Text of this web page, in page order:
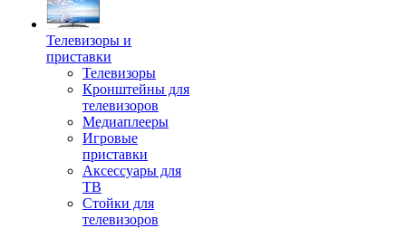
Телевизоры и
приставки
Телевизоры
Кронштейны для
телевизоров
Медиаплееры
Игровые
приставки
Аксессуары для
ТВ
Стойки для
телевизоров